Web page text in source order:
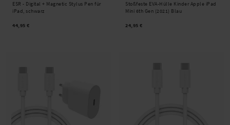
ESR - Digital + Magnetic Stylus Pen für
iPad, schwarz
44,95 €
Stoßfeste EVA-Hülle Kinder Apple iPad
Mini 6th Gen (2021) Blau
24,95 €